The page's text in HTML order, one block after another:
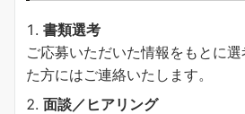
書類選考
ご応募いただいた情報をもとに
た方にはご連絡いたします。
面談／ヒアリング